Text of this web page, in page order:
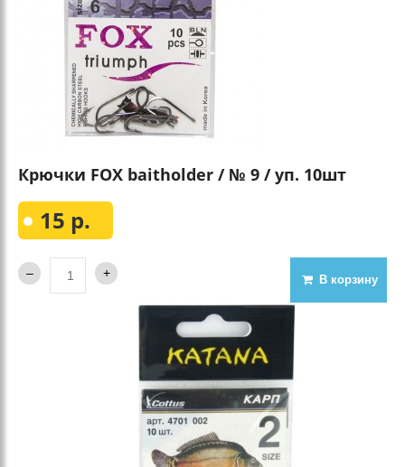
Крючки FOX baitholder / № 9 / уп. 10шт
15 р.
В корзину